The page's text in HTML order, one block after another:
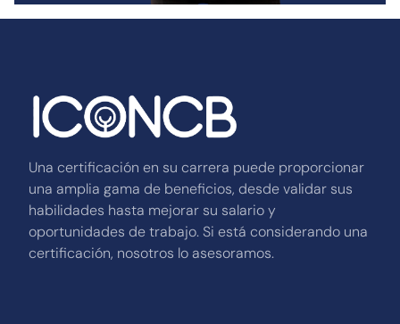
Una certificación en su carrera puede proporcionar
una amplia gama de beneficios, desde validar sus
habilidades hasta mejorar su salario y
oportunidades de trabajo. Si está considerando una
certificación, nosotros lo asesoramos.